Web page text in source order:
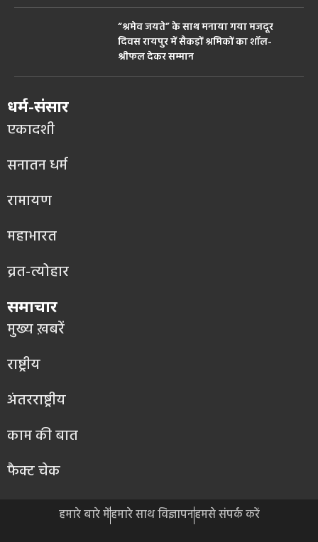
“श्रमेव जयते” के साथ मनाया गया मजदूर
दिवस रायपुर में सैकड़ों श्रमिकों का शॉल-
श्रीफल देकर सम्मान
धर्म-संसार
एकादशी
सनातन धर्म
रामायण
महाभारत
व्रत-त्योहार
समाचार
मुख्य ख़बरें
राष्ट्रीय
अंतरराष्ट्रीय
काम की बात
फैक्ट चेक
हमारे बारे मेंहमारे साथ विज्ञापनहमसे संपर्क करें